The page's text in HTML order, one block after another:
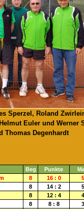
Sperzel, Roland
Euler und Werner
Thomas Degenhardt
Beg Punkte
8 16 : 0
8 14 : 2
8 12 : 4
8 8 : 8